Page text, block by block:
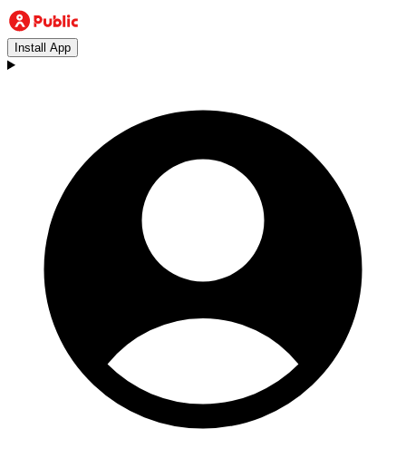
Install App